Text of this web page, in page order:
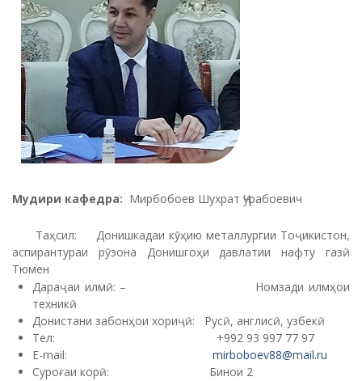
Мудири кафедра: Мирбобоев Шухрат Ҷурабоевич
Таҳсил: Донишкадаи кӯҳию металлургии Тоҷикистон,
аспирантураи рӯзона Донишгоҳи давлатии нафту газӣ
Тюмен
Дараҷаи илмӣ: – Номзади илмҳои
техникӣ
Донистани забонҳои хориҷӣ: Русӣ, англисӣ, узбекӣ
Тел: +992 93 997 77 97
E-mail: mirboboev88@mail.ru
Суроғаи корӣ: Бинои 2